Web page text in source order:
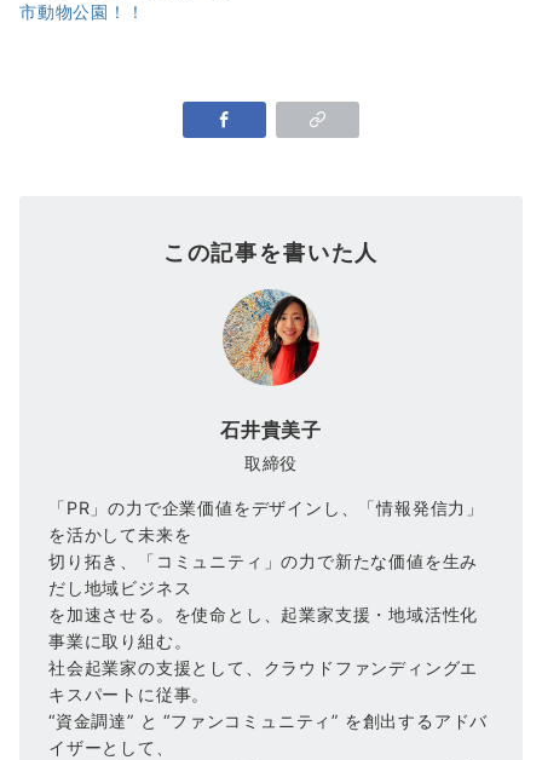
市動物公園！！
この記事を書いた人
石井貴美子
取締役
「PR」の力で企業価値をデザインし、「情報発信力」
を活かして未来を
切り拓き、「コミュニティ」の力で新たな価値を生み
だし地域ビジネス
を加速させる。を使命とし、起業家支援・地域活性化
事業に取り組む。
社会起業家の支援として、クラウドファンディングエ
キスパートに従事。
“資金調達” と “ファンコミュニティ” を創出するアドバ
イザーとして、